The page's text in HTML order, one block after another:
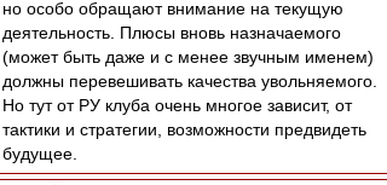
но особо обращают внимание на текущую
деятельность. Плюсы вновь назначаемого
(может быть даже и с менее звучным именем)
должны перевешивать качества увольняемого.
Но тут от РУ клуба очень многое зависит, от
тактики и стратегии, возможности предвидеть
будущее.